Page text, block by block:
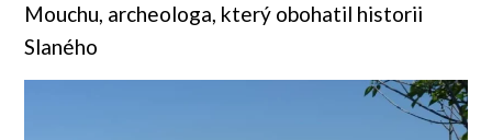
Mouchu, archeologa, který obohatil historii
Slaného